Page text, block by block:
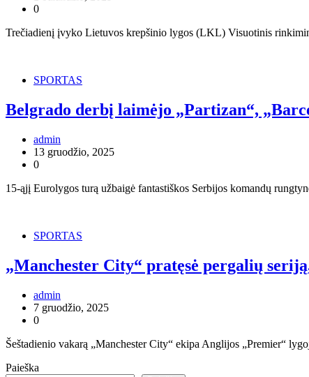
0
Trečiadienį įvyko Lietuvos krepšinio lygos (LKL) Visuotinis
SPORTAS
Belgrado derbį laimėjo „Partizan“,
admin
13 gruodžio, 2025
0
15-ąjį Eurolygos turą užbaigė fantastiškos Serbijos komandų
SPORTAS
„Manchester City“ pratęsė pergalių
admin
7 gruodžio, 2025
0
Šeštadienio vakarą „Manchester City“ ekipa Anglijos „Premier“
Paieška